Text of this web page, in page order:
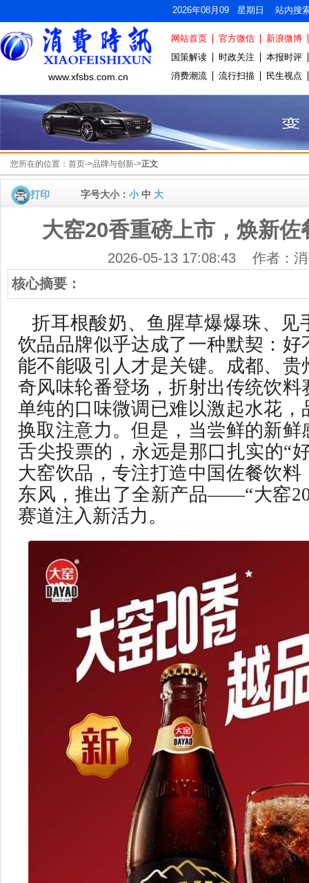
2026年08月09 星期日 站内搜
www.xfsbs.com.cn
网站首页 官方微信
新浪微博
国策解读
时政关注
本报时评
消费潮流
流行扫描 民生视点
您所在的位置： 首页->品牌与创新->正文
打印 字号大小： 小中 大
大窑20香重磅上市，焕新佐
2026-05-13 17:08:43 作者：消
核心摘要：
折耳根酸奶、鱼腥草爆爆珠、
饮品品牌似乎达成了一种默契：好
能不能吸引人才是关键。成都、贵
奇风味轮番登场，折射出传统饮料
单纯的口味微调已难以激起水花，
换取注意力。但是，当尝鲜的新鲜
舌尖投票的，永远是那口扎实的“
大窑饮品，专注打造中国佐餐饮料
东风，推出了全新产品——“大窑
赛道注入新活力。